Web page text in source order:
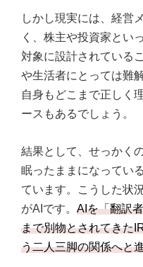
しかし現実には、経営
く、株主や投資家とい
対象に設計されている
や生活者にとっては難
自身もどこまで正しく
ースもあるでしょう。
結果として、せっかく
眠ったままになってい
ています。こうした状
がAIです。 AIを「翻訳
まで別物とされてきた
う二人三脚の関係へと